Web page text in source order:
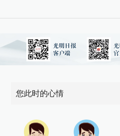
您此时的心情